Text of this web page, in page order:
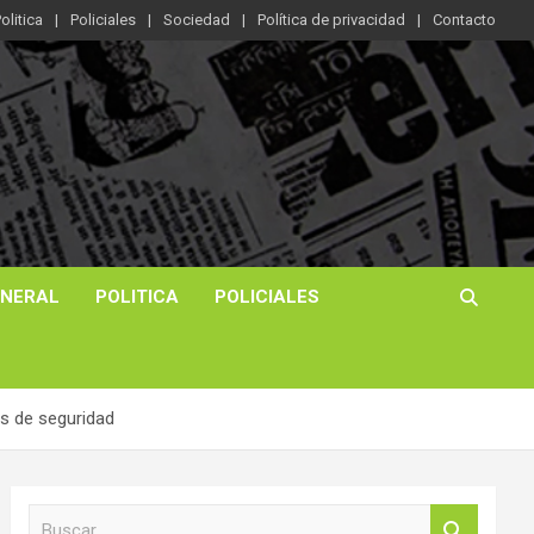
Policiales Sociedad Política de privacidad Contacto
POLITICA POLICIALES
de seguridad